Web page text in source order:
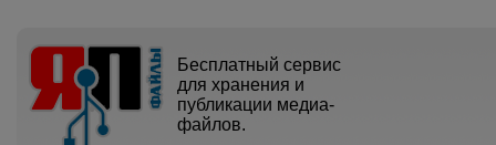
Бесплатный сервис
для хранения и
публикации медиа-
файлов.